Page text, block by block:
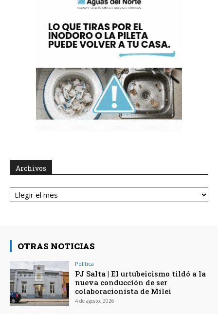
Archivos
Archivos
OTRAS NOTICIAS
Política
PJ Salta | El urtubeicismo tildó a la
nueva conducción de ser
colaboracionista de Milei
4 de agosto, 2026